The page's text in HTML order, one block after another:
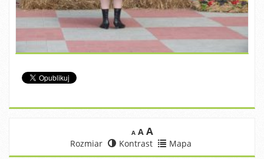
A A A
Rozmiar Kontrast Mapa